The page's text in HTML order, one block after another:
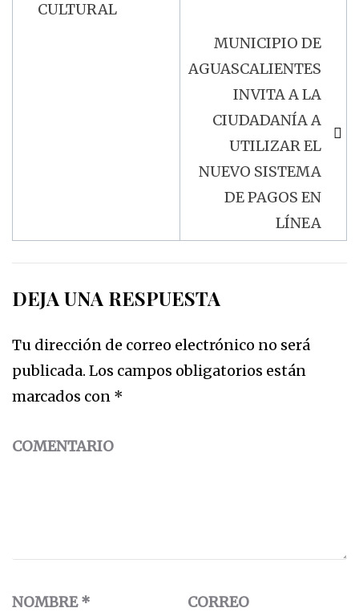
CULTURAL
MUNICIPIO DE
AGUASCALIENTES
INVITA A LA
CIUDADANÍA A
UTILIZAR EL
NUEVO SISTEMA
DE PAGOS EN
LÍNEA
DEJA UNA RESPUESTA
Tu dirección de correo electrónico no será
publicada. Los campos obligatorios están
marcados con *
COMENTARIO
NOMBRE*
CORREO